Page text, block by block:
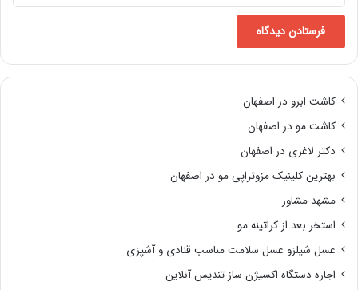
کاشت ابرو در اصفهان
کاشت مو در اصفهان
دکتر لاغری در اصفهان
بهترین کلینیک مزوتراپی مو در اصفهان
مشهد مشاور
استخر بعد از کراتینه مو
عسل شیلزو عسل سلامت مناسب قنادی و آشپزی
اجاره دستگاه اکسیژن ساز تندیس آنلاین